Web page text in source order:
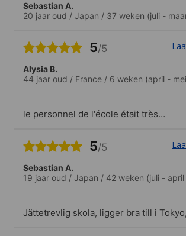
Sebastian A.
20 jaar oud / Japan / 37 weken (juli -
5/5
Alysia B.
44 jaar oud / France / 6 weken (april -
le personnel de l'école était très
beaucoup de restaurants et petits
5/5
Sebastian A.
19 jaar oud / Japan / 42 weken (juli -
Jättetrevlig skola, ligger bra till i Tokyo,